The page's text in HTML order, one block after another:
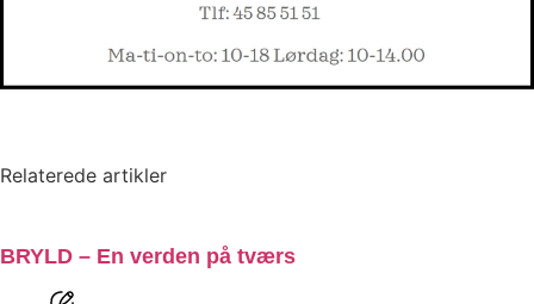
Relaterede artikler
BRYLD – En verden på tværs